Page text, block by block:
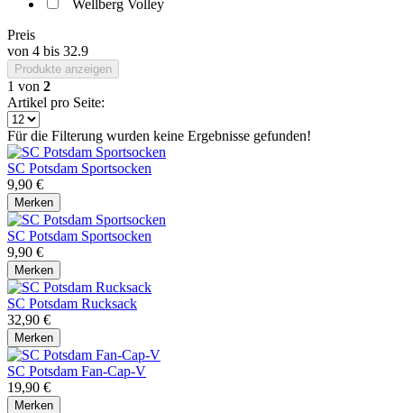
Wellberg Volley
Preis
von 4 bis 32.9
Produkte anzeigen
1 von 2
Artikel pro Seite:
Für die Filterung wurden keine Ergebnisse gefunden!
SC Potsdam Sportsocken
9,90 €
Merken
SC Potsdam Sportsocken
9,90 €
Merken
SC Potsdam Rucksack
32,90 €
Merken
SC Potsdam Fan-Cap-V
19,90 €
Merken